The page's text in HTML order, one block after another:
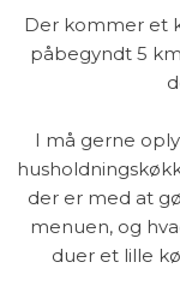
Der kommer et
påbegyndt 5
I må gerne
der er med at
menuen, og
duer et lille